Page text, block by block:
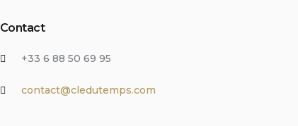
Contact
+33 6 88 50 69 95
contact@cledutemps.com